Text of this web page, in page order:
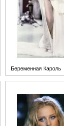
Беременная Кароль